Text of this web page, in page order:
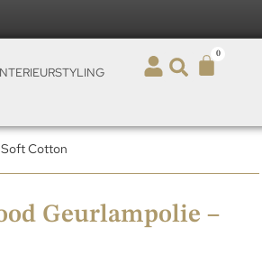
0
Cotton
Geurlampolie –